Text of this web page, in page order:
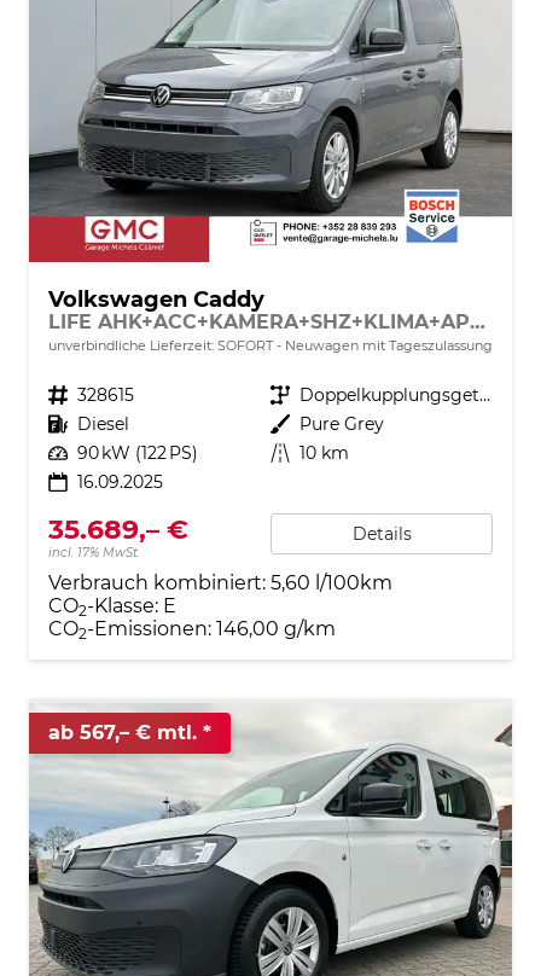
Volkswagen Caddy
LIFE AHK+ACC+KAMERA+SHZ+KLIMA+APP-CONNECT
unverbindliche Lieferzeit: SOFORT Neuwagen mit Tageszulassung
Fahrzeugnr. 328615 Getriebe
Doppelkupplungsgetriebe (DSG)
Kraftstoff Diesel Außenfarbe Pure Grey
Leistung 90 kW (122 PS) Kilometerstand 10 km
16.09.2025
35.689,– €
incl. 17% MwSt.
Details
Verbrauch kombiniert: 5,60 l/100km
CO2-Klasse: E
CO2-Emissionen: 146,00 g/km
ab 567,– € mtl.